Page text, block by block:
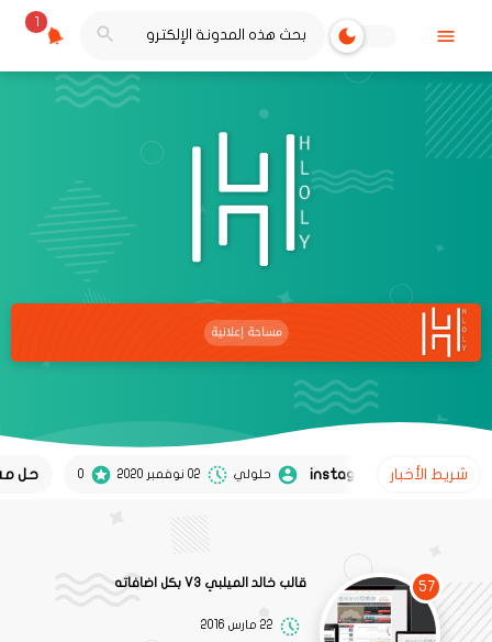
1
شريط الأخبار حلولي 02 نوفمبر 2020 0 حل مشكلة
57 قالب خالد الميلبي V3 بكل اضافاته
22 مارس 2016